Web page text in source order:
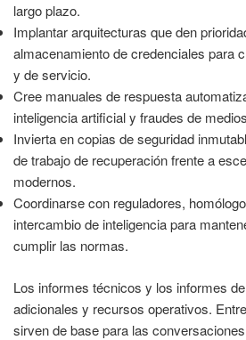
largo plazo.
Implantar arquitecturas que den
almacenamiento de credenciales para
y de servicio.
Cree manuales de respuesta
inteligencia artificial y fraudes de
Invierta en copias de seguridad
de trabajo de recuperación frente a
modernos.
Coordinarse con reguladores,
intercambio de inteligencia para
cumplir las normas.
Los informes técnicos y los informes
adicionales y recursos operativos.
sirven de base para las